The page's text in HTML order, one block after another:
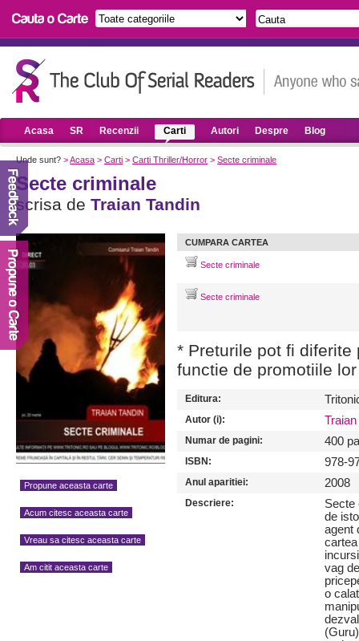
Acasa SR Recenzii Carti Autori Despre Blog
Unde sunt? >Acasa > Carti > Carti Thriller/Horror > Secte criminale
Secte criminale
scrisa de Traian Tandin
Propune aceasta carte
Acum citesc aceasta carte
Vreau sa citesc aceasta carte
Am citit aceasta carte
CUMPARA CARTEA
Secte criminale
Secte criminale
* Preturile pot fi
functie de promotiile
Editura:
Autor (i): Traian
Numar de pagini: 400
ISBN: 978-
Anul aparitiei: 2008
Descriere:
Secte
de
agent
cartea
vag
o